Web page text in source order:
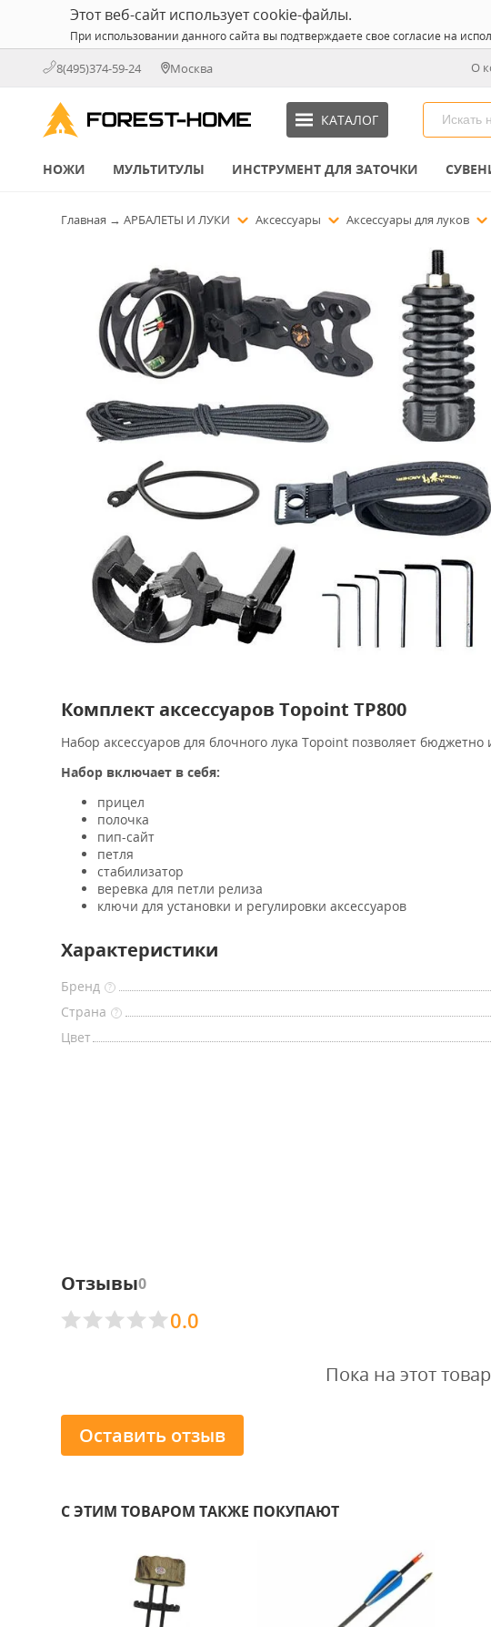
Этот веб-сайт использует cookie-файлы.
При использовании данного сайта вы подтверждаете свое согласие на
8(495)374-59-24 Москва О
КАТАЛОГ
НОЖИ МУЛЬТИТУЛЫ ИНСТРУМЕНТ ДЛЯ ЗАТОЧКИ
Главная → АРБАЛЕТЫ И ЛУКИ Аксессуары Аксессуары для луков
Комплект аксессуаров Topoint TP800
Набор аксессуаров для блочного лука Topoint позволяет
Набор включает в себя:
прицел
полочка
пип-сайт
петля
стабилизатор
веревка для петли релиза
ключи для установки и регулировки аксессуаров
Характеристики
Бренд ?
Страна
?
Цвет
Отзывы0
0.0
Пока на этот
Оставить отзыв
С ЭТИМ ТОВАРОМ ТАКЖЕ ПОКУПАЮТ